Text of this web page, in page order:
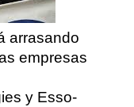
arrasando
empresas
y Esso-